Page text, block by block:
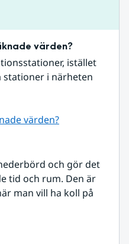
värden?
istället
i närheten
värden?
och gör det
tid och rum. Den är
man vill ha koll på